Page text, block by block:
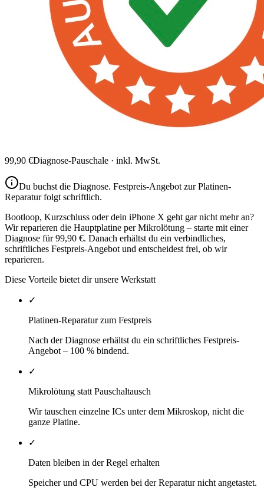
99,90 €Diagnose-Pauschale · inkl. MwSt.
Du buchst die Diagnose. Festpreis-Angebot zur Platinen-
Reparaturfolgt schriftlich.
Bootloop, Kurzschluss oder dein iPhone X geht gar nicht mehr an?
Wir reparieren die Hauptplatine per Mikrolötung – starte mit einer
Diagnose für 99,90 €. Danach erhältst du ein verbindliches,
schriftliches Festpreis-Angebot und entscheidest frei, ob wir
reparieren.
Diese Vorteile bietet dir unsere Werkstatt
✓
Platinen-Reparatur zum Festpreis
Nach der Diagnose erhältst du ein schriftliches Festpreis-
Angebot – 100 % bindend.
✓
Mikrolötung statt Pauschaltausch
Wir tauschen einzelne ICs unter dem Mikroskop, nicht die
ganze Platine.
✓
Daten bleiben in der Regel erhalten
Speicher und CPU werden bei der Reparatur nicht angetastet.